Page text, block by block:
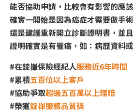
能否協助申請，比較會有影響的應
確實一開始是因為癌症才需要做手
還是建議重新開立診斷證明書，並
證明確實是有罹癌，如：病歷資料
#在錠嵂保險經紀人服務近6年時間
#累積五百位以上客戶
#協助爭取超過五百萬以上理賠
#榮獲錠嵂服務品質獎